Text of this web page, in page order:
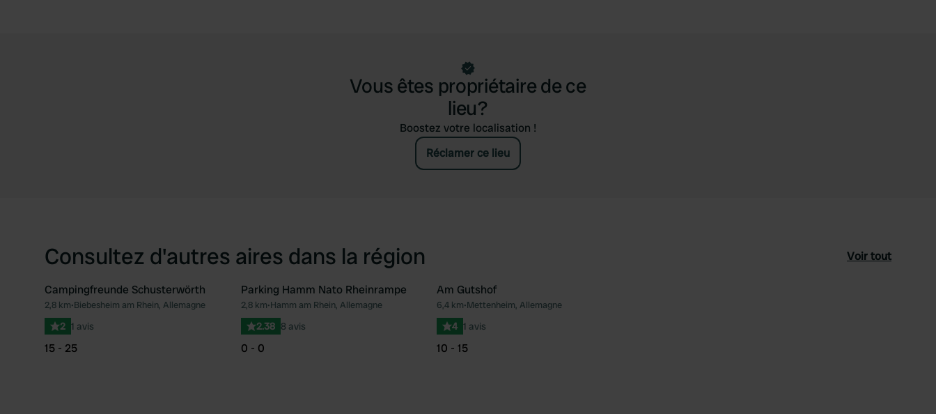
Vous êtes propriétaire de ce
lieu?
Boostez votre localisation !
Réclamer ce lieu
Consultez d'autres aires dans la région Voir tout
Préféré
Campingfreunde Schusterwörth
2,8 km•Biebesheim am Rhein, Allemagne
2 1 avis
15 - 25
Préféré
Parking Hamm Nato Rheinrampe
2,8 km•Hamm am Rhein, Allemagne
2.38 8 avis
0 - 0
Am Gutshof
6,4 km•Mettenheim, Allemagne
4 1 avis
10 - 15